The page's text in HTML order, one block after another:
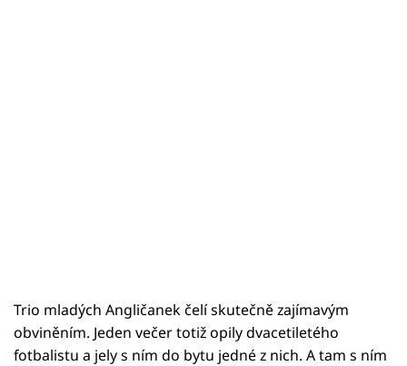
Trio mladých Angličanek čelí skutečně zajímavým
obviněním. Jeden večer totiž opily dvacetiletého
fotbalistu a jely s ním do bytu jedné z nich. A tam s ním